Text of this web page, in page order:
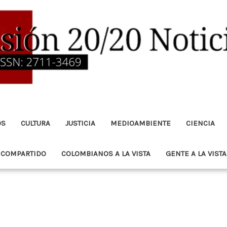
CULTURA JUSTICIA MEDIOAMBIENTE CIENCIA
COLOMBIANOS A LA VISTA GENTE A LA VISTA